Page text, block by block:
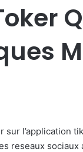
l’application
reseaux